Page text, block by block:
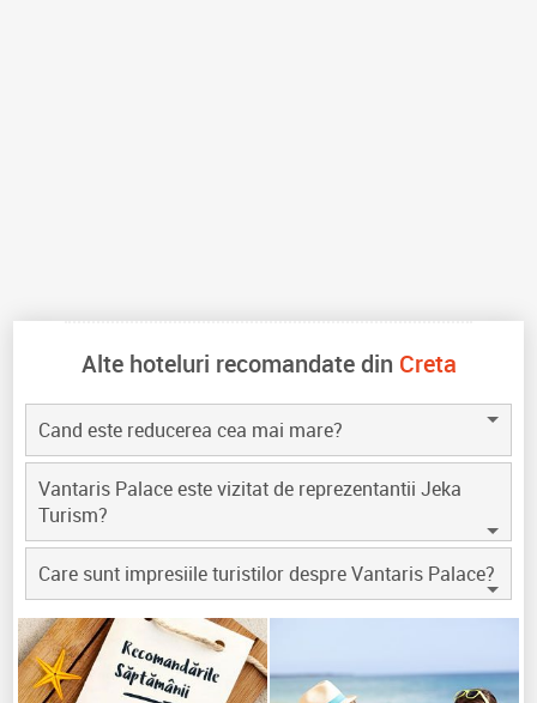
Alte hoteluri recomandate din Creta
Cand este reducerea cea mai mare?
Vantaris Palace este vizitat de reprezentantii Jeka
Turism?
Care sunt impresiile turistilor despre Vantaris Palace?